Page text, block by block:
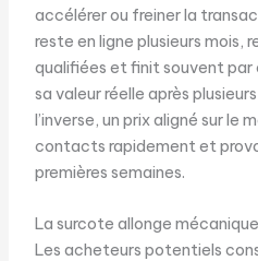
accélérer ou freiner la
reste en ligne plusieurs mois,
qualifiées et finit souvent par
sa valeur réelle après
l’inverse, un prix aligné sur le
contacts rapidement et
premières semaines.
La surcote allonge
Les acheteurs potentiels